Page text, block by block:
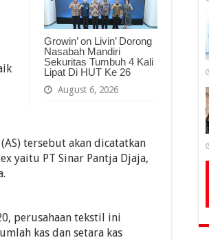
Growin’ on Livin’ Dorong
Nasabah Mandiri
Sekuritas Tumbuh 4 Kali
Lipat Di HUT Ke 26
August 6, 2026
tersebut akan dicatatkan
yaitu PT Sinar Pantja Djaja,
perusahaan tekstil ini
kas dan setara kas